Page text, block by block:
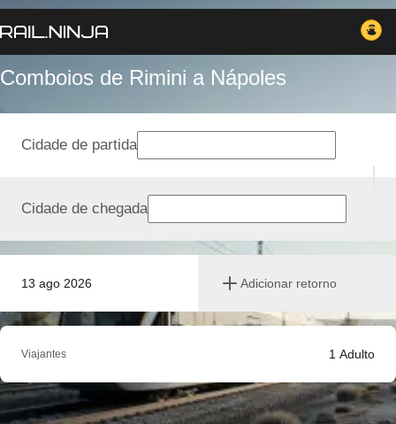
Comboios de Rimini a Nápoles
13 ago 2026 Adicionar retorno
Cidade de partida
Cidade de chegada
Viajantes 1 Adulto